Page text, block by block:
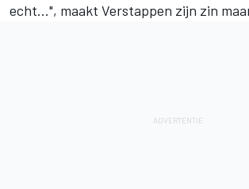
echt...", maakt Verstappen zijn zin